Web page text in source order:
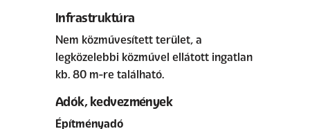
Infrastruktúra
Nem közművesített terület, a
legközelebbi közművel ellátott ingatlan
kb. 80 m-re található.
Adók, kedvezmények
Építményadó